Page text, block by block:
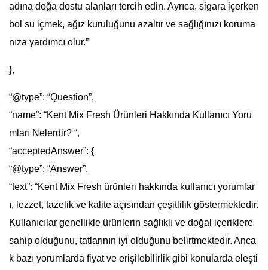
adına doğa dostu alanları tercih edin. Ayrıca, sigara içerken
bol su içmek, ağız kuruluğunu azaltır ve sağlığınızı koruma
nıza yardımcı olur.”
},
“@type”: “Question”,
“name”: “Kent Mix Fresh Ürünleri Hakkında Kullanıcı Yoru
mları Nelerdir? “,
“acceptedAnswer”: {
“@type”: “Answer”,
“text”: “Kent Mix Fresh ürünleri hakkında kullanıcı yorumlar
ı, lezzet, tazelik ve kalite açısından çeşitlilik göstermektedir.
Kullanıcılar genellikle ürünlerin sağlıklı ve doğal içeriklere
sahip olduğunu, tatlarının iyi olduğunu belirtmektedir. Anca
k bazı yorumlarda fiyat ve erişilebilirlik gibi konularda eleşti